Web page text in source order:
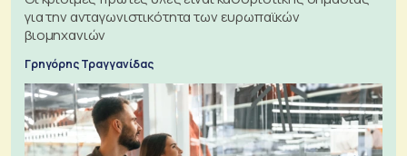
για την ανταγωνιστικότητα των ευρωπαϊκών
βιομηχανιών
Γρηγόρης Τραγγανίδας